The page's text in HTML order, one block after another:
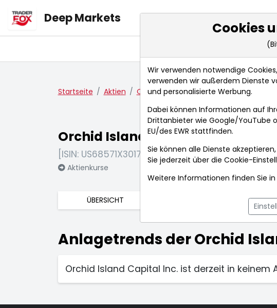
Deep Markets
Markt-
Startseite Aktien Orchid Island Capital Inc.
Orchid Island Capital Inc.
[ISIN: US68571X3017]
Aktienkurse
ÜBERSICHT
Anlagetrends der Orchid
Orchid Island Capital Inc. ist derzeit in keinem
Cookies
Wir verwenden notwendige
verwenden wir außerdem Dienste
und personalisierte Werbung.
Dabei können Informationen auf
Drittanbieter wie Google/YouTube
EU/des EWR stattfinden.
Sie können alle Dienste
Sie jederzeit über die Cookie-
Weitere Informationen finden Sie